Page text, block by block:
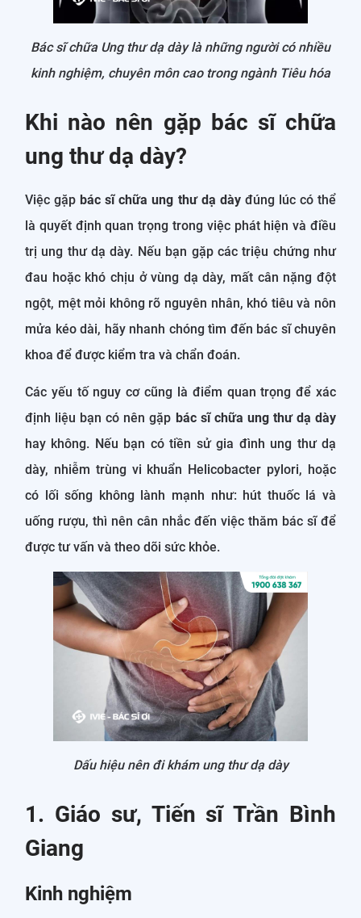
Bác sĩ chữa Ung thư dạ dày là những người có nhiều
kinh nghiệm, chuyên môn cao trong ngành Tiêu hóa
Khi nào nên gặp bác sĩ chữa
ung thư dạ dày?
Việc gặpbác sĩ chữa ung thư dạ dàyđúng lúc có thể
là quyết định quan trọng trong việc phát hiện và điều
trị ung thư dạ dày. Nếu bạn gặp các triệu chứng như
đau hoặc khó chịu ở vùng dạ dày, mất cân nặng đột
ngột, mệt mỏi không rõ nguyên nhân, khó tiêu và nôn
mửa kéo dài, hãy nhanh chóng tìm đến bác sĩ chuyên
khoa để được kiểm tra và chẩn đoán.
Các yếu tố nguy cơ cũng là điểm quan trọng để xác
định liệu bạn có nên gặp bác sĩ chữa ung thư dạ dày
hay không. Nếu bạn có tiền sử gia đình ung thư dạ
dày, nhiễm trùng vi khuẩn Helicobacter pylori, hoặc
có lối sống không lành mạnh như: hút thuốc lá và
uống rượu, thì nên cân nhắc đến việc thăm bác sĩ để
được tư vấn và theo dõi sức khỏe.
Dấu hiệu nên đi khám ung thư dạ dày
1. Giáo sư, Tiến sĩ Trần Bình
Giang
Kinh nghiệm